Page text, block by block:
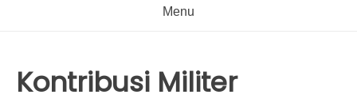
Menu
Kontribusi Militer